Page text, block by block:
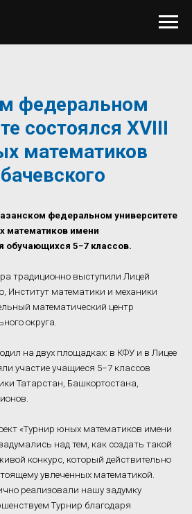
федеральном
состоялся XVIII
математиков
федеральном университете
математиков имени
обучающихся 5−7 классов.
традиционно выступили Лицей
Институт математики и механики
математический центр
округа.
на двух площадках: в КФУ и в Лицее
участие учащиеся 5−7 классов
Татарстан, Башкортостана,
«Турнир юных математиков имени
над тем, как создать такой
конкурс, который действительно
увлеченных математикой.
реализовали нашу задумку
Турнир благодаря